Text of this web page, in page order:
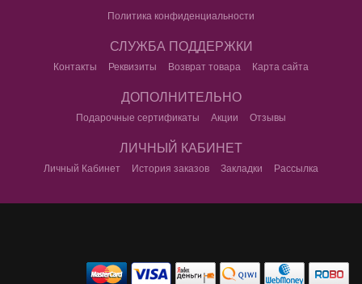
Политика конфиденциальности
СЛУЖБА ПОДДЕРЖКИ
Контакты Реквизиты Возврат товара Карта сайта
ДОПОЛНИТЕЛЬНО
Подарочные сертификаты Акции Отзывы
ЛИЧНЫЙ КАБИНЕТ
Личный Кабинет История заказов Закладки Рассылка